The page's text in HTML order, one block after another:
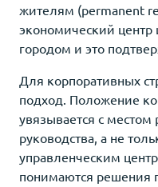
жителям (permanent
экономический центр
городом и это
Для корпоративных
подход. Положение
увязывается с
руководства, а не
управленческим
понимаются решения